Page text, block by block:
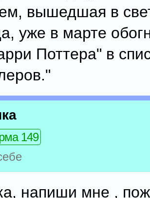
вышедшая в
уже в марте
Поттера" в
149
напиши мне ,